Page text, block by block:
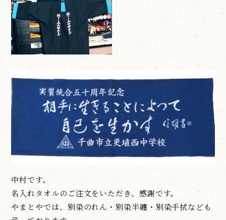
中村です。
名入れタオルのご注文をいただき、感謝です。
やまとやでは、別染のれん・別染半纏・別染手拭なども